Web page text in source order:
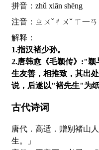
拼音：zhǔ xiān shēng
注音：ㄓㄨˇㄔㄨˇ ㄒ一ㄢ
解释：
1.指汉褚少孙。
2.唐韩愈《毛颖传》:"颖
生友善，相推致，其出
说，后遂以"褚先生"为纸
古代诗词
唐代．高适．赠别褚山人：「光阴蓟子训，才术褚先
生。」